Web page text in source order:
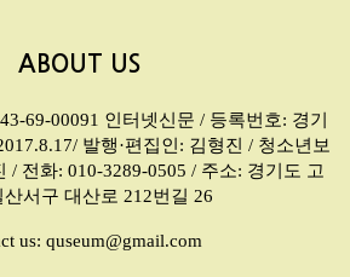
ABOUT US
69-00091 인터넷신문 / 등록번호: 경기
발행·편집인: 김형진 / 청소년보
/ 전화: 010-3289-0505 / 주소: 경기도 고
산서구 대산로 212번길 26
us: quseum@gmail.com